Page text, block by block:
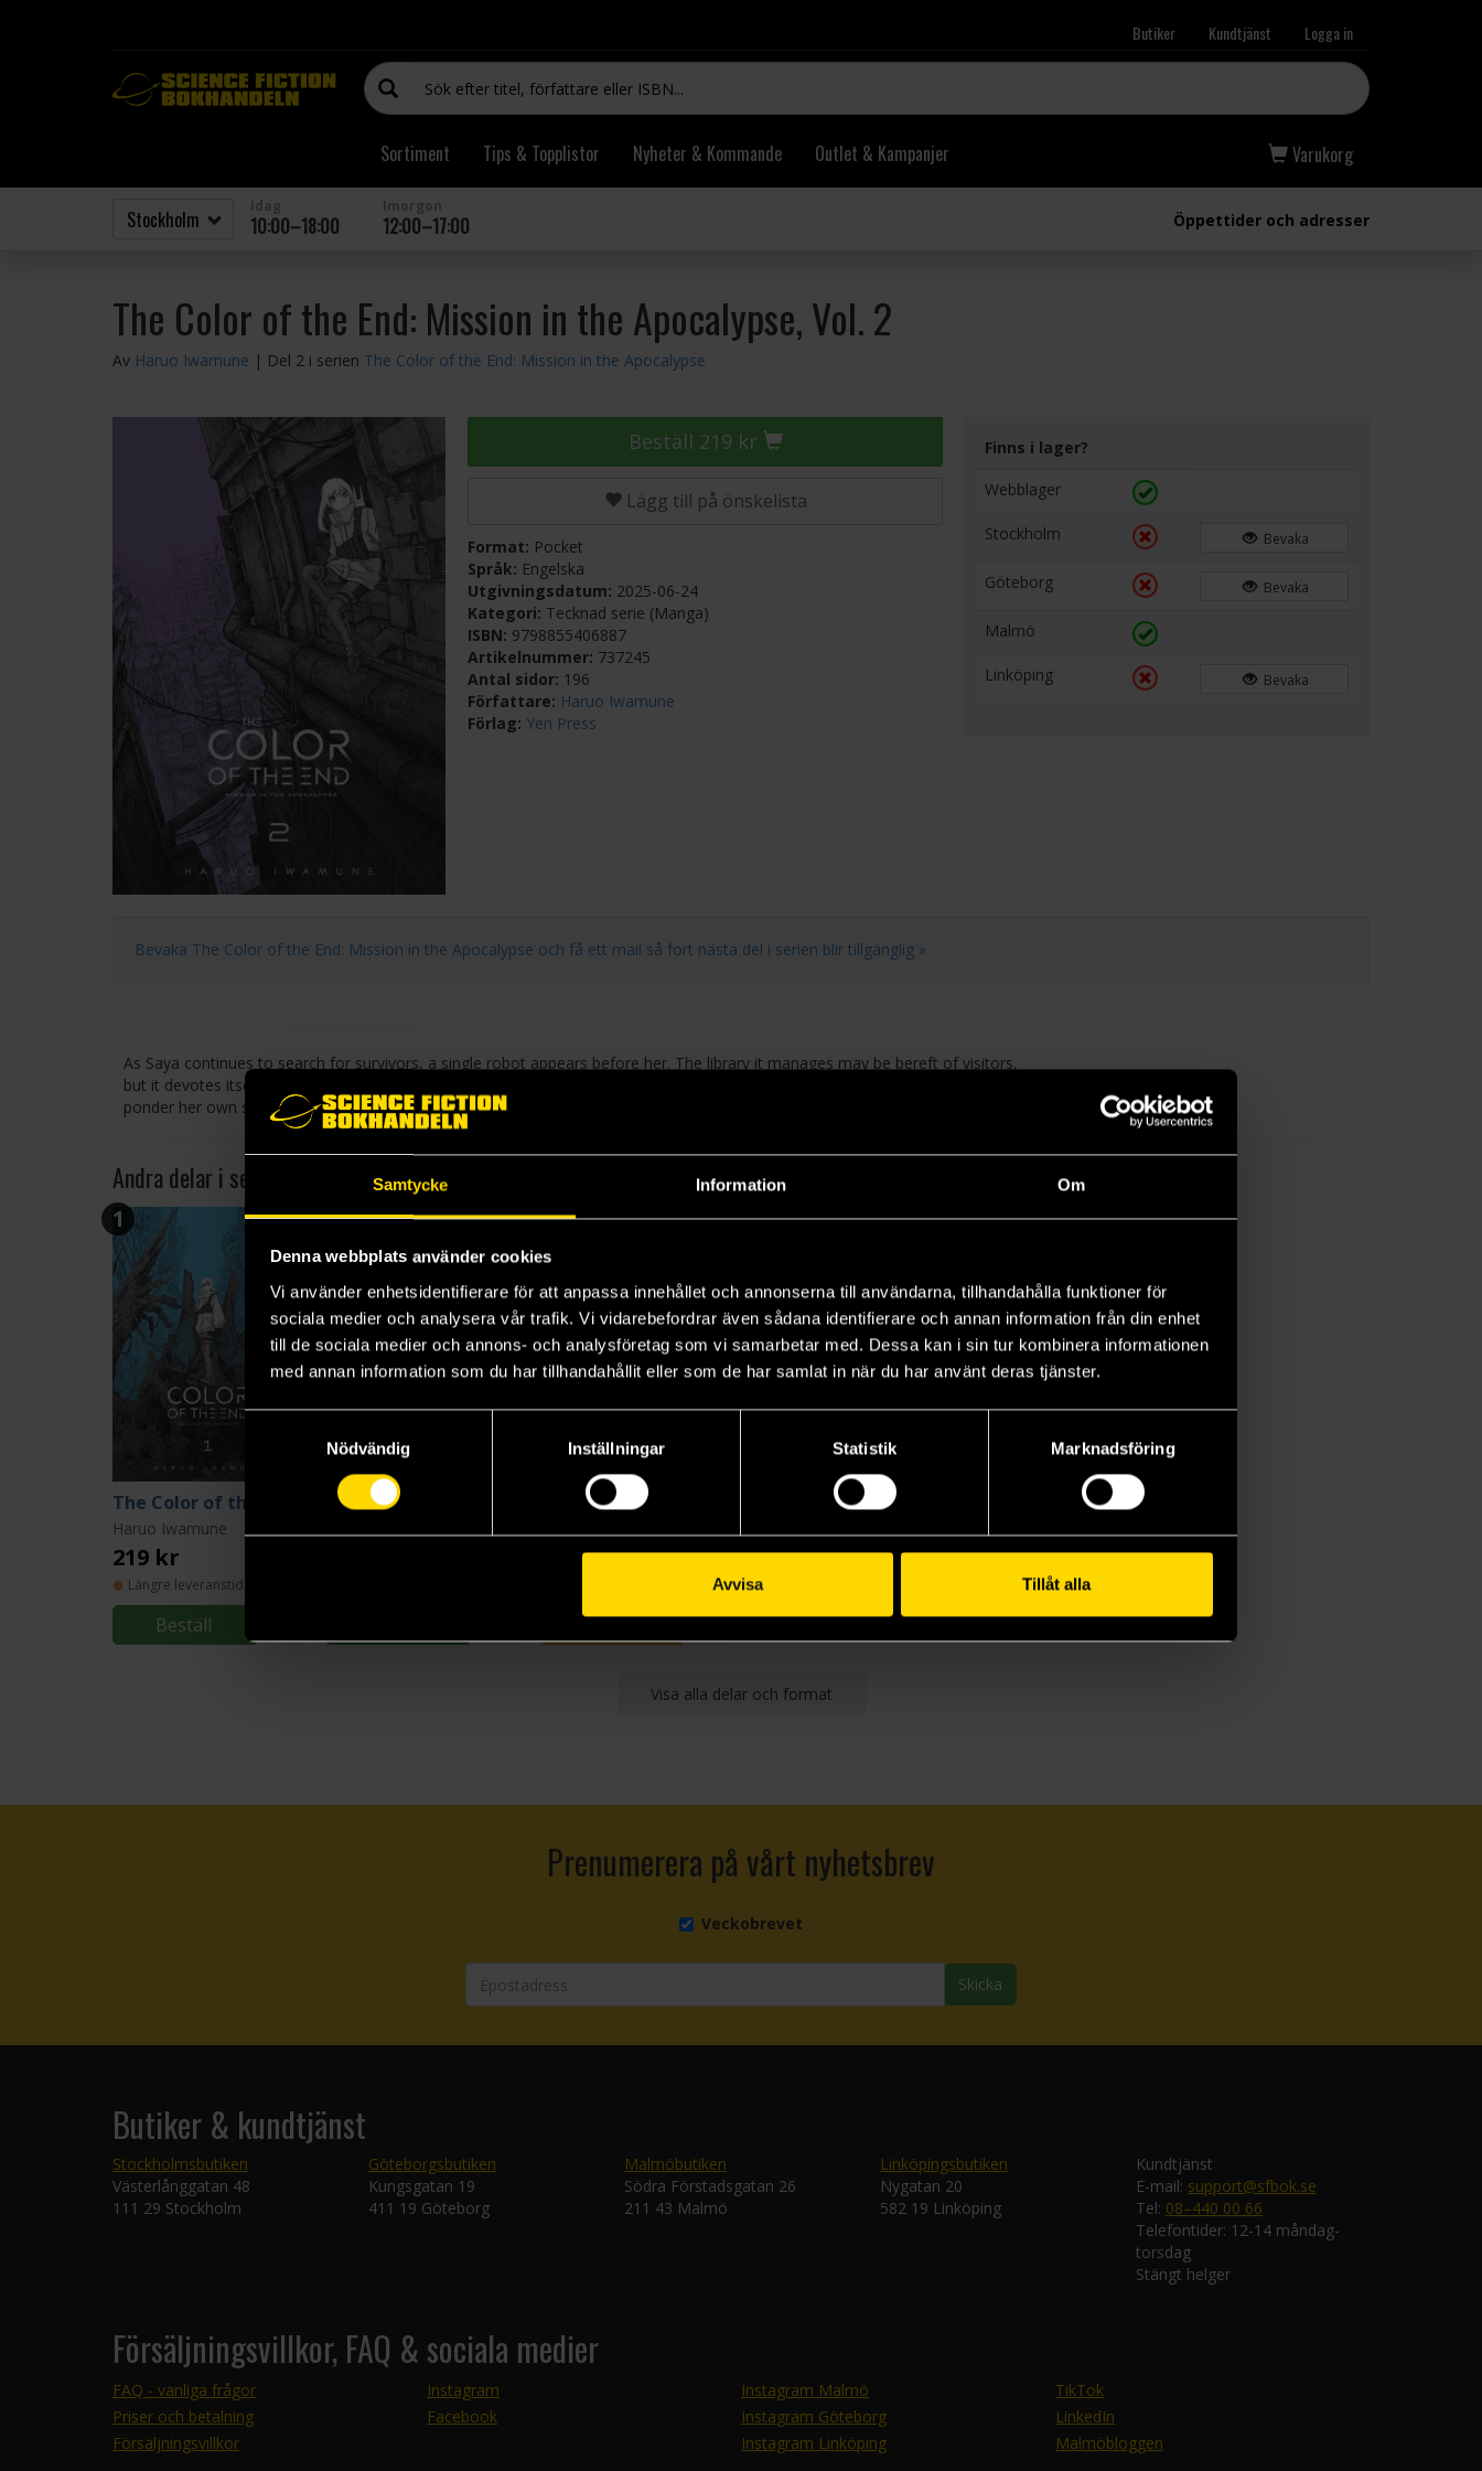
Samtycke Information Om
Denna webbplats använder cookies
Vi använder enhetsidentifierare för att anpassa innehållet och annonserna till användarna, tillhandahålla funktioner för
sociala medier och analysera vår trafik. Vi vidarebefordrar även sådana identifierare och annan information från din enhet
till de sociala medier och annons- och analysföretag som vi samarbetar med. Dessa kan i sin tur kombinera informationen
med annan information som du har tillhandahållit eller som de har samlat in när du har använt deras tjänster.
Samtyckesval
Nödvändig
Inställningar Statistik Marknadsföring
Avvisa Tillåt alla
Butiker Kundtjänst Logga in
Sortiment Tips & Topplistor Nyheter & Kommande Outlet & Kampanjer Varukorg
10:00–18:00 12:00–17:00 Öppettider och adresser
The Color of the End: Mission in the Apocalypse, Vol. 2
Av Haruo Iwamune | Del 2 i serien The Color of the End: Mission in the Apocalypse
Beställ 219 kr
Lägg till på önskelista
Format: Pocket
Språk: Engelska
Utgivningsdatum: 2025-06-24
Kategori: Tecknad serie (Manga)
ISBN: 9798855406887
Artikelnummer: 737245
Antal sidor: 196
Författare: Haruo Iwamune
Förlag: Yen Press
Finns i lager?
Webblager
Stockholm Bevaka
Göteborg Bevaka
Malmö
Linköping Bevaka
Bevaka The Color of the End: Mission in the Apocalypse och få ett mail så fort nästa del i serien blir tillgänglig »
As Saya continues to search for survivors, a single robot appears before her. The library it manages may be bereft of visitors,
but it devotes itself to its task out of respect for the late librarian’s wishes. In the face of such loyalty, the girl can’t help but
ponder her own seemingly endless mission…
Andra delar i serien
1
Haruo Iwamune
219 kr
Längre leveranstid
Beställ
3 4
219 kr
Läs mer
Visa alla delar och format
Prenumerera på vårt nyhetsbrev
Veckobrevet
Skicka
Butiker & kundtjänst
Stockholmsbutiken
Västerlånggatan 48
111 29 Stockholm
Göteborgsbutiken
Kungsgatan 19
411 19 Göteborg
Malmöbutiken
Södra Förstadsgatan 26
211 43 Malmö
Linköpingsbutiken
Nygatan 20
582 19 Linköping
Kundtjänst
E-mail: support@sfbok.se
Tel: 08–440 00 66
Telefontider: 12-14 måndag-
torsdag
Stängt helger
Försäljningsvillkor, FAQ & sociala medier
FAQ - vanliga frågor
Priser och betalning
Försäljningsvillkor
Instagram
Facebook
Instagram Malmö
Instagram Göteborg
Instagram Linköping
TikTok
LinkedIn
Malmöbloggen